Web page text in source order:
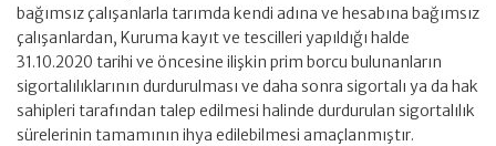
bağımsız çalışanlarla tarımda kendi adına ve hesabına bağımsız
çalışanlardan, Kuruma kayıt ve tescilleri yapıldığı halde
31.10.2020 tarihi ve öncesine ilişkin prim borcu bulunanların
sigortalılıklarının durdurulması ve daha sonra sigortalı ya da hak
sahipleri tarafından talep edilmesi halinde durdurulan sigortalılık
sürelerinin tamamının ihya edilebilmesi amaçlanmıştır.